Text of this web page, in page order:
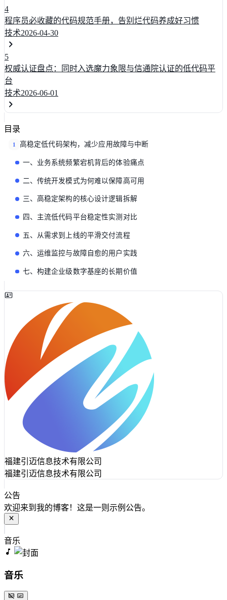
4
程序员必收藏的代码规范手册，告别烂代码养成好习惯
技术2026-04-30
5
权威认证盘点：同时入选魔力象限与信通院认证的低代码平
台
技术2026-06-01
目录
1 高稳定低代码架构，减少应用故障与中断
一、业务系统频繁宕机背后的体验痛点
二、传统开发模式为何难以保障高可用
三、高稳定架构的核心设计逻辑拆解
四、主流低代码平台稳定性实测对比
五、从需求到上线的平滑交付流程
六、运维监控与故障自愈的用户实践
七、构建企业级数字基座的长期价值
福建引迈信息技术有限公司
福建引迈信息技术有限公司
公告
欢迎来到我的博客！这是一则示例公告。
音乐
音乐